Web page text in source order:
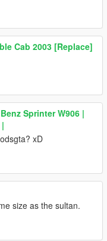
Cab 2003 [Replace]
Sprinter W906 |
xD
size as the sultan.